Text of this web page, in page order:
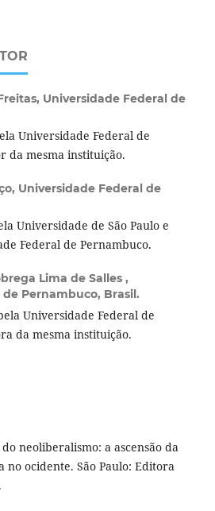
Universidade Federal de
Universidade Federal de
da mesma instituição.
Universidade Federal de
Universidade de São Paulo e
Federal de Pernambuco.
Lima de Salles ,
Pernambuco, Brasil.
Universidade Federal de
da mesma instituição.
neoliberalismo: a ascensão da
ocidente. São Paulo: Editora